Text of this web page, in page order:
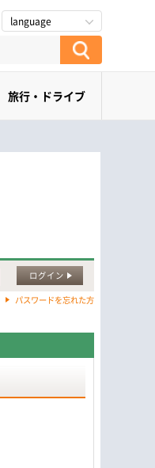
language
旅行・ドライブ
ログイン
パスワードを忘れた方